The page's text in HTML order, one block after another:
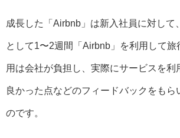
成長した「Airbnb」は新入社員に対して
として1〜2週間「Airbnb」を利用して旅
用は会社が負担し、実際にサービスを利
良かった点などのフィードバックをもら
のです。